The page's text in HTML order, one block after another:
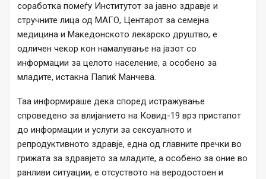
соработка помеѓу Институтот за јавно здравје и
стручните лица од МАГО, Центарот за семејна
медицина и Македонското лекарско друштво, е
одличен чекор кон намалување на јазот со
информации за целото население, а особено за
младите, истакна Папиќ Манчева.
Таа информираше дека според истражување
спроведено за влијанието на Ковид-19 врз пристапот
до информации и услуги за сексуалното и
репродуктивното здравје, една од главните пречки во
грижата за здравјето за младите, а особено за оние во
ранливи ситуации, е отсуството на веродостоен и